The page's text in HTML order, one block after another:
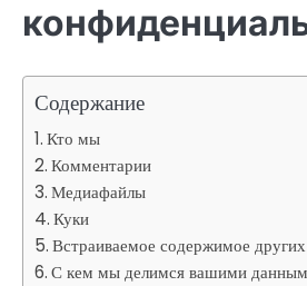
Содержание
Кто мы
Комментарии
Медиафайлы
Куки
Встраиваемое содержимое
С кем мы делимся вашими